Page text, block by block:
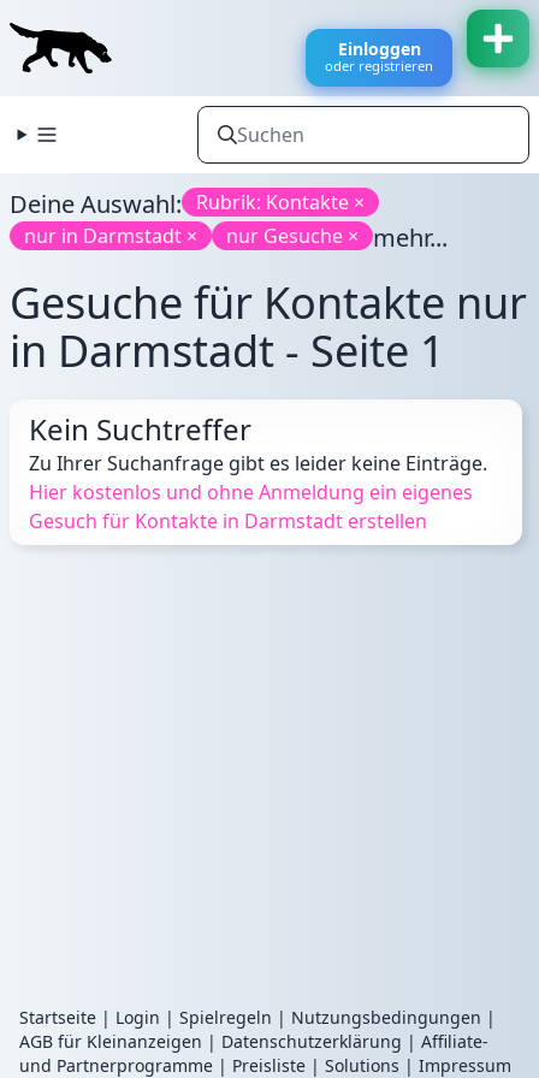
Einloggen
oder registrieren
Deine Auswahl:
Rubrik: Kontakte ×
nur in Darmstadt ×
nur Gesuche × mehr...
Gesuche für Kontakte nur
in Darmstadt - Seite 1
Kein Suchtreffer
Zu Ihrer Suchanfrage gibt es leider keine Einträge.
Hier kostenlos und ohne Anmeldung ein eigenes
Gesuch für Kontakte in Darmstadt erstellen
Startseite | Login | Spielregeln | Nutzungsbedingungen |
AGB für Kleinanzeigen | Datenschutzerklärung | Affiliate-
und Partnerprogramme | Preisliste | Solutions | Impressum